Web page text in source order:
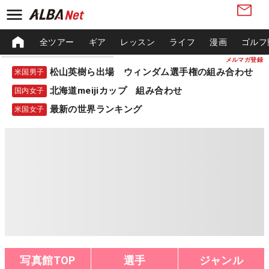
メルマガ登録
全ツアー ギア レッスン ライフ 漫画 ゴル
米国男子 松山英樹ら出場 ウィンダム選手権の組み合わせ
国内女子 北海道meijiカップ 組み合わせ
米国女子 最新の世界ランキング
写真館TOP 選手 ジャンル